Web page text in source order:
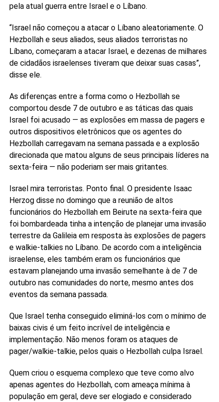
pela atual guerra entre Israel e o Líbano.
“Israel não começou a atacar o Líbano aleatoriamente. O
Hezbollah e seus aliados, seus aliados terroristas no
Líbano, começaram a atacar Israel, e dezenas de milhares
de cidadãos israelenses tiveram que deixar suas casas”,
disse ele.
As diferenças entre a forma como o Hezbollah se
comportou desde 7 de outubro e as táticas das quais
Israel foi acusado — as explosões em massa de pagers e
outros dispositivos eletrônicos que os agentes do
Hezbollah carregavam na semana passada e a explosão
direcionada que matou alguns de seus principais líderes na
sexta-feira — não poderiam ser mais gritantes.
Israel mira terroristas. Ponto final. O presidente Isaac
Herzog disse no domingo que a reunião de altos
funcionários do Hezbollah em Beirute na sexta-feira que
foi bombardeada tinha a intenção de planejar uma invasão
terrestre da Galileia em resposta às explosões de pagers
e walkie-talkies no Líbano. De acordo com a inteligência
israelense, eles também eram os funcionários que
estavam planejando uma invasão semelhante à de 7 de
outubro nas comunidades do norte, mesmo antes dos
eventos da semana passada.
Que Israel tenha conseguido eliminá-los com o mínimo de
baixas civis é um feito incrível de inteligência e
implementação. Não menos foram os ataques de
pager/walkie-talkie, pelos quais o Hezbollah culpa Israel.
Quem criou o esquema complexo que teve como alvo
apenas agentes do Hezbollah, com ameaça mínima à
população em geral, deve ser elogiado e considerado